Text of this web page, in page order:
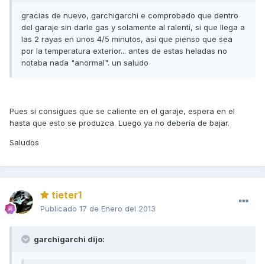
gracias de nuevo, garchigarchi e comprobado que dentro
del garaje sin darle gas y solamente al ralentí, si que llega a
las 2 rayas en unos 4/5 minutos, así que pienso que sea
por la temperatura exterior... antes de estas heladas no
notaba nada "anormal". un saludo
Pues si consigues que se caliente en el garaje, espera en el
hasta que esto se produzca. Luego ya no debería de bajar.
Saludos
tieter1
Publicado 17 de Enero del 2013
garchigarchi dijo: